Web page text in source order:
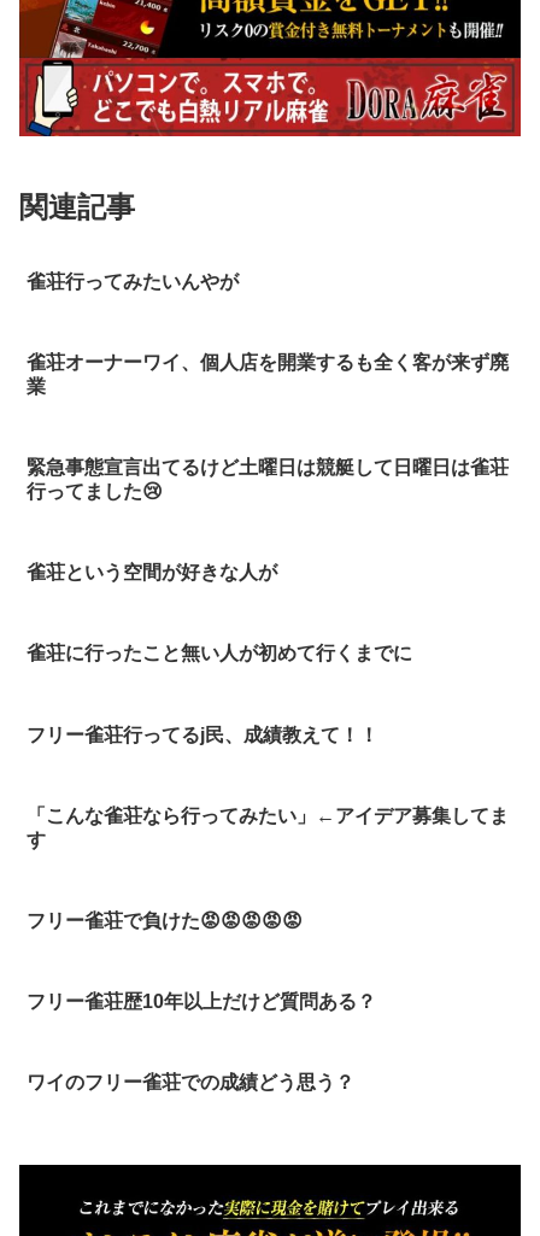
関連記事
雀荘行ってみたいんやが
雀荘オーナーワイ、個人店を開業するも全く客が来ず廃
業
緊急事態宣言出てるけど土曜日は競艇して日曜日は雀荘
行ってました😢
雀荘という空間が好きな人が
雀荘に行ったこと無い人が初めて行くまでに
フリー雀荘行ってるj民、成績教えて！！
「こんな雀荘なら行ってみたい」←アイデア募集してま
す
フリー雀荘で負けた😡😡😡😡😡
フリー雀荘歴10年以上だけど質問ある？
ワイのフリー雀荘での成績どう思う？